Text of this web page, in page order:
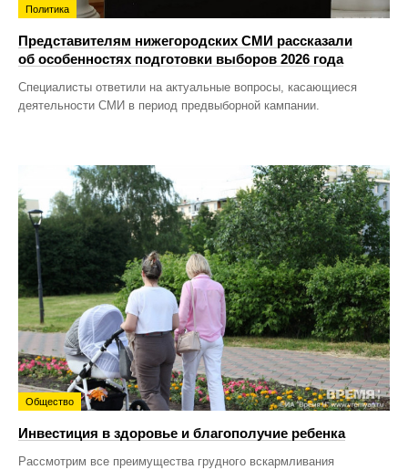
Политика
Представителям нижегородских СМИ рассказали
об особенностях подготовки выборов 2026 года
Специалисты ответили на актуальные вопросы, касающиеся
деятельности СМИ в период предвыборной кампании.
Общество
Инвестиция в здоровье и благополучие ребенка
Рассмотрим все преимущества грудного вскармливания